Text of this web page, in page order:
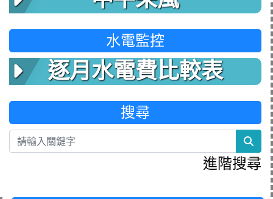
水電監控
逐月水電費比較表
搜尋
進階搜尋